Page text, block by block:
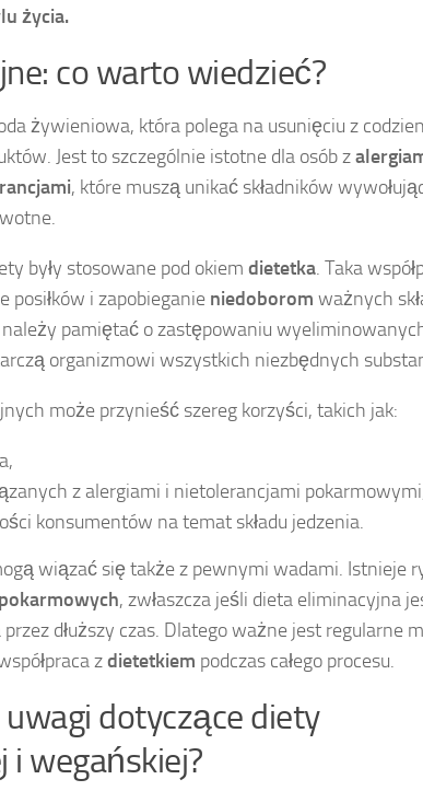
życia.
co warto wiedzieć?
żywieniowa, która polega na usunięciu z
Jest to szczególnie istotne dla osób z
, które muszą unikać składników
były stosowane pod okiem dietetka. Taka
posiłków i zapobieganie niedoborom ważnych
pamiętać o zastępowaniu
organizmowi wszystkich niezbędnych
może przynieść szereg korzyści, takich jak:
z alergiami i nietolerancjami
konsumentów na temat składu jedzenia.
wiązać się także z pewnymi wadami. Istnieje
, zwłaszcza jeśli dieta eliminacyjna
dłuższy czas. Dlatego ważne jest regularne
zdietetkiem podczas całego procesu.
uwagi dotyczące diety
i wegańskiej?